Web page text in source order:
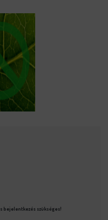
bejelentkezés szükséges!